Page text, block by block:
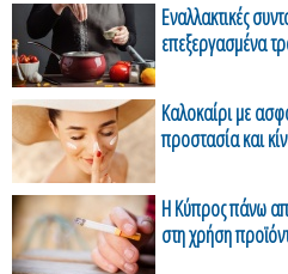
Εναλλακτικές
επεξεργασμένα
Καλοκαίρι με
προστασία και
Η Κύπρος πάνω
στη χρήση